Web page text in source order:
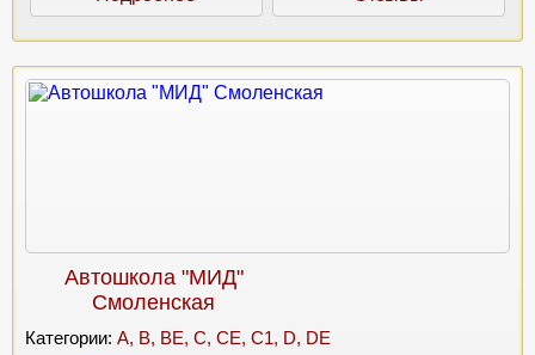
Автошкола "МИД"
Смоленская
Категории: A, B, BE, C, CE, C1, D, DE